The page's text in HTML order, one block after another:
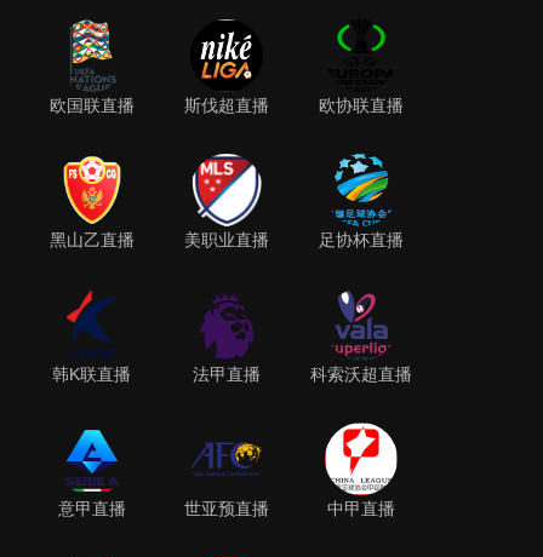
欧国联直播 斯伐超直播 欧协联直播
黑山乙直播 美职业直播 足协杯直播
韩K联直播 法甲直播 科索沃超直播
意甲直播 世亚预直播 中甲直播